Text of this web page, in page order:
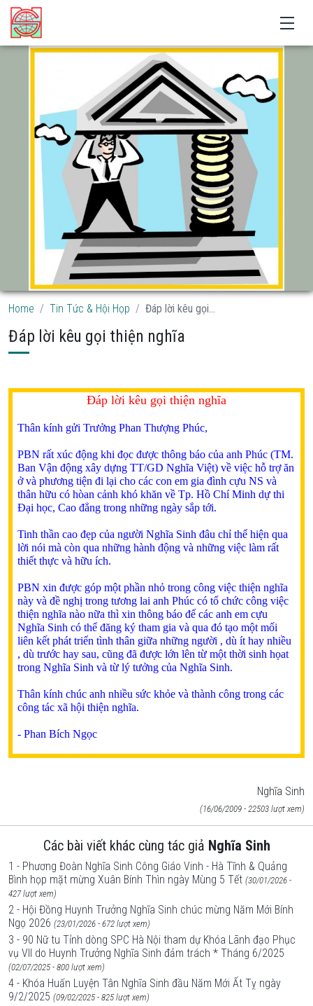
Home Tin Tức & Hội Họp Đáp lời kêu gọi...
Đáp lời kêu gọi thiện nghĩa
Đáp lời kêu gọi thiện nghĩa
Thân kính gửi Trưởng Phan Thượng Phúc,
PBN rất xúc động khi đọc được thông báo của anh Phúc (TM.
Ban Vận động xây dựng TT/GD Nghĩa Việt) về việc hỗ trợ ăn
ở và phương tiện đi lại cho các con em gia đình cựu NS và
thân hữu có hòan cảnh khó khăn về Tp. Hồ Chí Minh dự thi
Đại học, Cao đẳng trong những ngày sắp tới.
Tinh thần cao đẹp của người Nghĩa Sinh đâu chỉ thể hiện qua
lời nói mà còn qua những hành động và những việc làm rất
thiết thực và hữu ích.
PBN xin được góp một phần nhỏ trong công việc thiện nghĩa
này và đề nghị trong tương lai anh Phúc có tổ chức công việc
thiện nghĩa nào nữa thì xin thông báo để các anh em cựu
Nghĩa Sinh có thể đăng ký tham gia và qua đó tạo một mối
liên kết phát triển tình thân giữa những người , dù ít hay nhiều
, dù trước hay sau, cũng đã được lớn lên từ một thời sinh họat
trong Nghĩa Sinh và từ lý tưởng của Nghĩa Sinh.
Thân kính chúc anh nhiều sức khỏe và thành công trong các
công tác xã hội thiện nghĩa.
- Phan Bích Ngọc
Nghĩa Sinh
(16/06/2009 - 22503 lượt xem)
Các bài viết khác cùng tác giả Nghĩa Sinh
1 - Phương Đoàn Nghĩa Sinh Công Giáo Vinh - Hà Tĩnh & Quảng
Bình họp mặt mừng Xuân Bính Thìn ngày Mùng 5 Tết (30/01/2026 -
427 lượt xem)
2 - Hội Đồng Huynh Trưởng Nghĩa Sinh chúc mừng Năm Mới Bính
Ngọ 2026 (23/01/2026 - 672 lượt xem)
3 - 90 Nữ tu Tỉnh dòng SPC Hà Nội tham dự Khóa Lãnh đạo Phục
vụ VII do Huynh Trưởng Nghĩa Sinh đảm trách * Tháng 6/2025
(02/07/2025 - 800 lượt xem)
4 - Khóa Huấn Luyện Tân Nghĩa Sinh đầu Năm Mới Ất Tỵ ngày
9/2/2025 (09/02/2025 - 825 lượt xem)